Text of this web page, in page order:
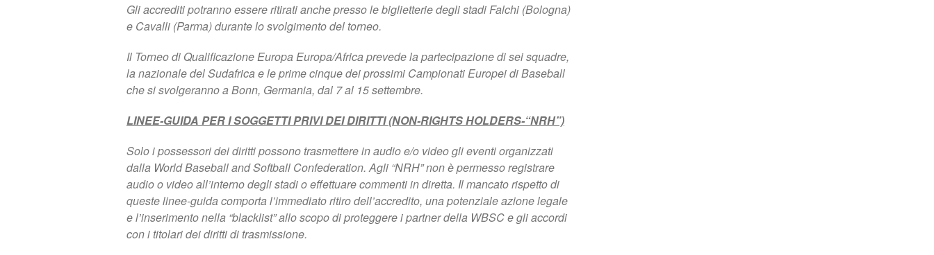
Gli accrediti potranno essere ritirati anche presso le biglietterie degli stadi Falchi (Bologna)
e Cavalli (Parma) durante lo svolgimento del torneo.
Il Torneo di Qualificazione Europa Europa/Africa prevede la partecipazione di sei squadre,
la nazionale del Sudafrica e le prime cinque dei prossimi Campionati Europei di Baseball
che si svolgeranno a Bonn, Germania, dal 7 al 15 settembre.
LINEE-GUIDA PER I SOGGETTI PRIVI DEI DIRITTI (NON-RIGHTS HOLDERS-“NRH”)
Solo i possessori dei diritti possono trasmettere in audio e/o video gli eventi organizzati
dalla World Baseball and Softball Confederation. Agli “NRH” non è permesso registrare
audio o video all’interno degli stadi o effettuare commenti in diretta. Il mancato rispetto di
queste linee-guida comporta l’immediato ritiro dell’accredito, una potenziale azione legale
e l’inserimento nella “blacklist” allo scopo di proteggere i partner della WBSC e gli accordi
con i titolari dei diritti di trasmissione.